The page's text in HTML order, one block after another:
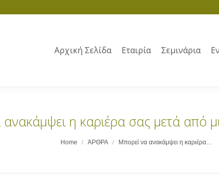
Αρχική Σελίδα Εταιρία Σεμινάρια
η καριέρα σας μετά από
Home ΆΡΘΡΑ Μπορεί να ανακάμψει η καριέρα…